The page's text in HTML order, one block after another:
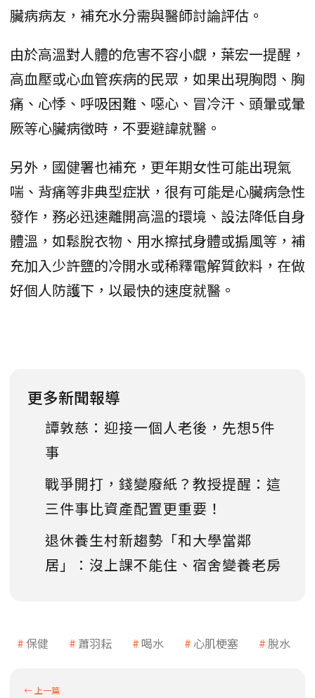
臟病病友，補充水分需與醫師討論評估。
由於高溫對人體的危害不容小覷，葉宏一提醒，
高血壓或心血管疾病的民眾，如果出現胸悶、胸
痛、心悸、呼吸困難、噁心、冒冷汗、頭暈或暈
厥等心臟病徵時，不要避諱就醫。
另外，國健署也補充，更年期女性可能出現氣
喘、背痛等非典型症狀，很有可能是心臟病急性
發作，務必迅速離開高溫的環境、設法降低自身
體溫，如鬆脫衣物、用水擦拭身體或搧風等，補
充加入少許鹽的冷開水或稀釋電解質飲料，在做
好個人防護下，以最快的速度就醫。
更多新聞報導
譚敦慈：迎接一個人老後，先想5件
事
戰爭開打，錢變廢紙？教授提醒：這
三件事比資產配置更重要！
退休養生村新趨勢「和大學當鄰
居」：沒上課不能住、宿舍變養老房
保健 蕭羽耘 喝水 心肌梗塞 脫水